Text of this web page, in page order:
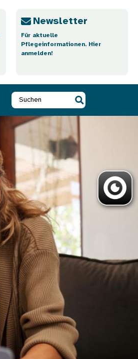
Newsletter
Für aktuelle
Pflegeinformationen. Hier
anmelden!